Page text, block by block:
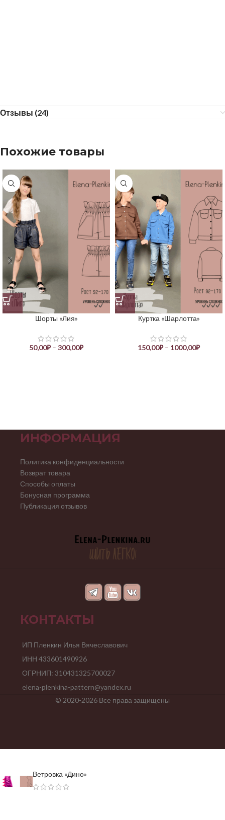
Отзывы (24)
Похожие товары
Шорты «Лия»
50,00₽ – 300,00₽
Куртка «Шарлотта»
150,00₽ – 1000,00₽
ИНФОРМАЦИЯ
Политика конфиденциальности
Возврат товара
Способы оплаты
Бонусная программа
Публикация отзывов
КОНТАКТЫ
ИП Пленкин Илья Вячеславович
ИНН 433601490926
ОГРНИП: 310431325700027
elena-plenkina-pattern@yandex.ru
© 2020-2026 Все права защищены
Ветровка «Дино»